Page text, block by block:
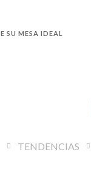
SU MESA IDEAL
TENDENCIAS